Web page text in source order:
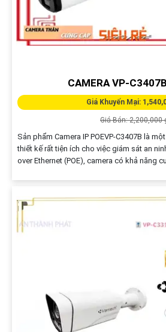
CAMERA VP-
Giá Khuyến Mại:
Giá Bán: 2,200,000
Sản phẩm Camera IP POEVP-C3407B là
thiết kế rất tiện ích cho việc giám sát an
over Ethernet (POE), camera có khả năng